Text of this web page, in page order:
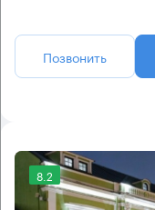
Позвонить
8.2